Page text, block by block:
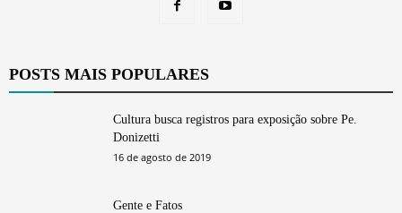
POSTS MAIS POPULARES
Cultura busca registros para exposição sobre Pe.
Donizetti
16 de agosto de 2019
Gente e Fatos